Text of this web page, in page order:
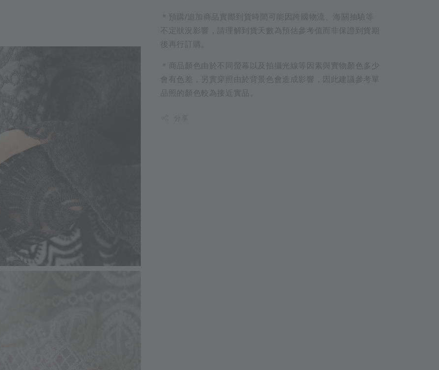
＊預購/追加商品實際到貨時間可能因跨國物流、海關抽驗等
不定狀況影響，請理解到貨天數為預估參考值而非保證到貨期
後再行訂購。
＊商品顏色由於不同螢幕以及拍攝光線等因素與實物顏色多少
會有色差，另實穿照由於背景色會造成影響，因此建議參考單
品照的顏色較為接近實品。